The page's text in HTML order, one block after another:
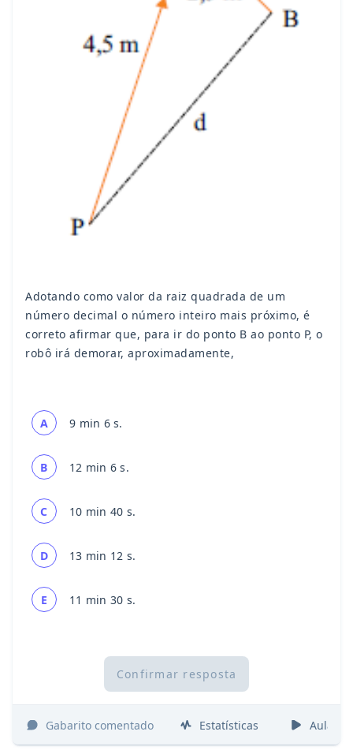
Adotando como valor da raiz quadrada de um
número decimal o número inteiro mais próximo, é
correto afirmar que, para ir do ponto B ao ponto P, o
robô irá demorar, aproximadamente,
A 9 min 6 s.
B 12 min 6 s.
C 10 min 40 s.
D 13 min 12 s.
E 11 min 30 s.
Confirmar resposta
Gabarito comentado Estatísticas Aulas